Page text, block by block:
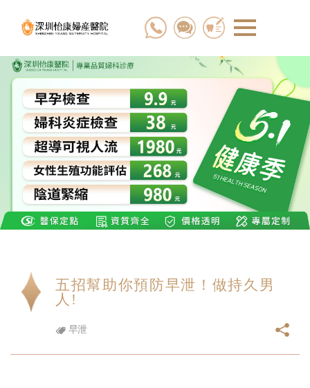
五招幫助你預防早泄！做持久男
人!
早泄